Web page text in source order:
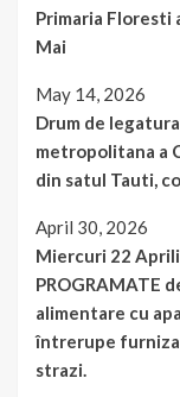
Primaria
Mai
May 14, 2026
Drum de
metropolitana a
din satul Tauti,
April 30, 2026
Miercuri 22
PROGRAMATE
alimentare cu
întrerupe
strazi.